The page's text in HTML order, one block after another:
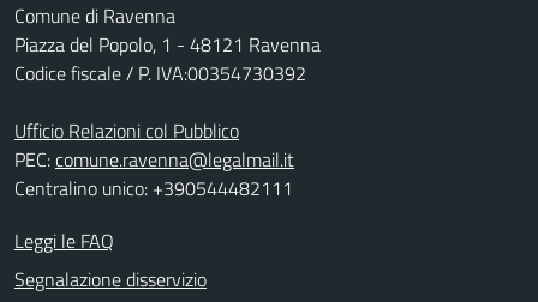
Comune di Ravenna
Piazza del Popolo, 1 - 48121 Ravenna
Codice fiscale / P. IVA:00354730392
Ufficio Relazioni col Pubblico
PEC:comune.ravenna@legalmail.it
Centralino unico: +390544482111
Leggi le FAQ
Segnalazione disservizio